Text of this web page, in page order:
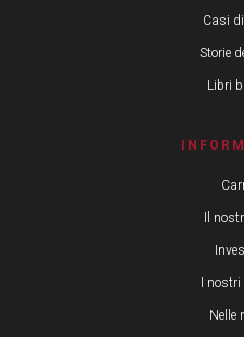
Casi
Storie
Libri
Il
I
Nelle